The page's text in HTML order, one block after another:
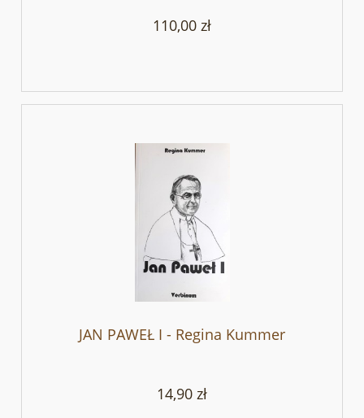
110,00 zł
JAN PAWEŁ I - Regina Kummer
14,90 zł